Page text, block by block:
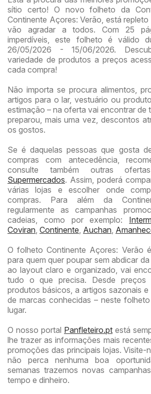
sítio certo! O novo folheto da
Continente Açores: Verão, está
vão agradar a todos. Com 25
imperdíveis, este folheto é válido
26/05/2026 - 15/06/2026.
variedade de produtos a preços
cada compra!
Não importa se procura alimentos,
artigos para o lar, vestuário ou
estimação – na oferta vai encontrar de
preparou, mais uma vez, descontos
os gostos.
Se é daquelas pessoas que gosta
compras com antecedência,
consulte também outras
Supermercados. Assim, poderá
várias lojas e escolher onde
compras. Para além da
regularmente as campanhas
cadeias, como por exemplo:
Coviran Continente Auchan
O folheto Continente Açores: Verão
para quem quer poupar sem abdicar
ao layout claro e organizado, vai
tudo o que precisa. Desde preços
produtos básicos, a artigos sazonais
de marcas conhecidas – neste
lugar.
O nosso portal Panfleteiro.pt está
lhe trazer as informações mais
promoções das principais lojas. Visite-
não perca nenhuma boa
semanas trazemos novas
tempo e dinheiro.